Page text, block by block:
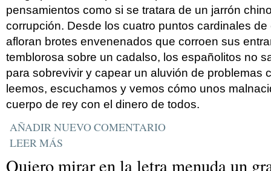
pensamientos como si se tratara de un jarrón
corrupción. Desde los cuatro puntos cardinales
afloran brotes envenenados que corroen sus
temblorosa sobre un cadalso, los españolitos no
para sobrevivir y capear un aluvión de problemas
leemos, escuchamos y vemos cómo unos
cuerpo de rey con el dinero de todos.
AÑADIR NUEVO COMENTARIO
LEER MÁS
Quiero mirar en la letra menuda un